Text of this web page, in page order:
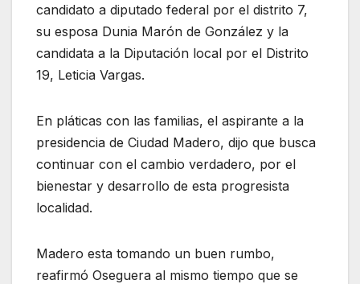
candidato a diputado federal por el distrito 7,
su esposa Dunia Marón de González y la
candidata a la Diputación local por el Distrito
19, Leticia Vargas.
En pláticas con las familias, el aspirante a la
presidencia de Ciudad Madero, dijo que busca
continuar con el cambio verdadero, por el
bienestar y desarrollo de esta progresista
localidad.
Madero esta tomando un buen rumbo,
reafirmó Oseguera al mismo tiempo que se